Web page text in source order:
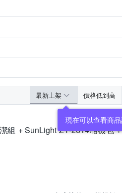
最新上架 價格低到高
現在可以查看商
組 + SunLight ZY-2614相機包